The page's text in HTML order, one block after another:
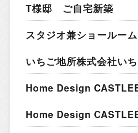
T様邸 ご自宅新築
スタジオ兼ショール
いちご地所株式会社い
Home Design
Home Design